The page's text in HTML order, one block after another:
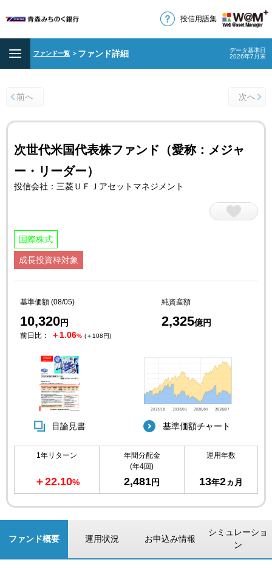
投信用語集
ファンド一覧 ＞ ファンド詳細
データ基準日
2026年7月末
前へ 次へ
次世代米国代表株ファンド（愛称：メジャ
ー・リーダー）
投信会社：三菱ＵＦＪアセットマネジメント
国際株式
成長投資枠対象
基準価額 (08/05)
10,320円
純資産額
2,325億円
前日比： ＋1.06% (＋108円)
目論見書 基準価額チャート
1年リターン
＋22.10%
年間分配金
(年4回)
2,481円
運用年数
13年2ヵ月
ファンド概要 運用状況 お申込み情報
シミュレーショ
ン